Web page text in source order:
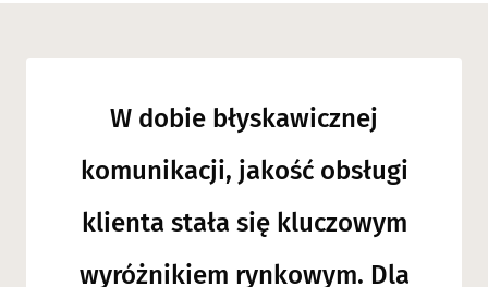
W dobie błyskawicznej
komunikacji, jakość obsługi
klienta stała się kluczowym
wyróżnikiem rynkowym. Dla